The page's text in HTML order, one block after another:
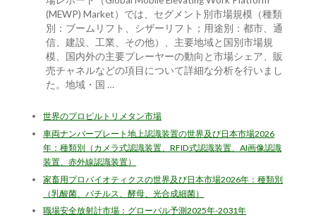
(MEWP) Market）では、セグメント別市場規模（種類
別：ブームリフト、シザーリフト；用途別：都市、通
信、建設、工業、その他）、主要地域と国別市場規
模、国内外の主要プレーヤーの動向と市場シェア、販
売チャネルなどの項目について詳細な分析を行いまし
た。地域・国 …
世界のプロピルトリメタン市場
車両ナンバープレート地上認識装置の世界及び日本市場2026
年：種類別（カメラ式認識装置、RFID式認識装置、AI画像認識
装置、赤外線認識装置）
家畜用プロバイオティクスの世界及び日本市場2026年：種類別
（乳酸菌、バチルス、酵母、光合成細菌）
職場安全放射計市場：グローバル予測2025年-2031年